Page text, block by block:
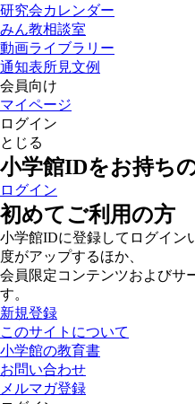
研究会カレンダー
みん教相談室
動画ライブラリー
通知表所見文例
会員向け
マイページ
ログイン
とじる
小学館IDをお持ち
ログイン
初めてご利用の方
小学館IDに登録してログイン
度がアップするほか、
会員限定コンテンツおよびサ
す。
新規登録
このサイトについて
小学館の教育書
お問い合わせ
メルマガ登録